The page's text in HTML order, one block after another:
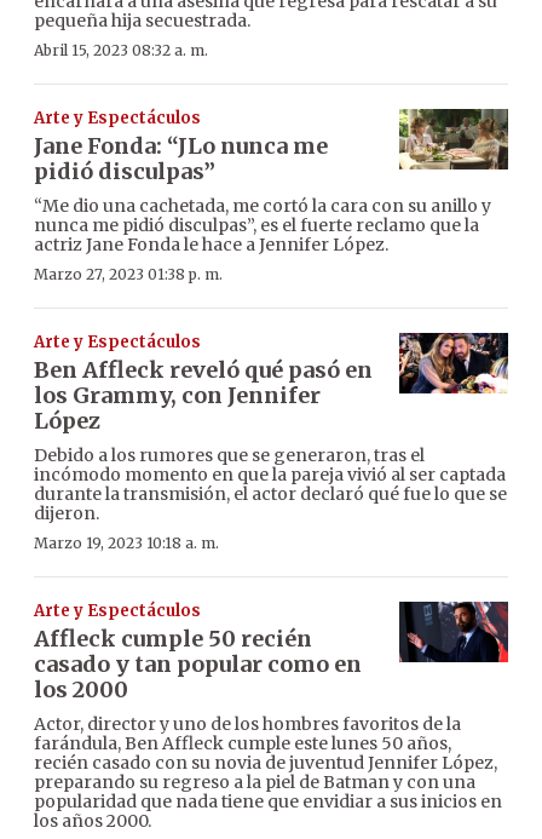
pequeña hija secuestrada.
Abril 15, 2023 08:32 a. m.
Arte y Espectáculos
Jane Fonda: “JLo nunca me
pidió disculpas”
“Me dio una cachetada, me cortó la cara con su anillo y
nunca me pidió disculpas”, es el fuerte reclamo que la
actriz Jane Fonda le hace a Jennifer López.
Marzo 27, 2023 01:38 p. m.
Arte y Espectáculos
Ben Affleck reveló qué pasó en
los Grammy, con Jennifer
López
Debido a los rumores que se generaron, tras el
incómodo momento en que la pareja vivió al ser captada
durante la transmisión, el actor declaró qué fue lo que se
dijeron.
Marzo 19, 2023 10:18 a. m.
Arte y Espectáculos
Affleck cumple 50 recién
casado y tan popular como en
los 2000
Actor, director y uno de los hombres favoritos de la
farándula, Ben Affleck cumple este lunes 50 años,
recién casado con su novia de juventud Jennifer López,
preparando su regreso a la piel de Batman y con una
popularidad que nada tiene que envidiar a sus inicios en
los años 2000.